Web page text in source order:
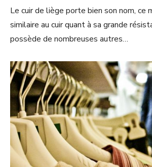
Le cuir de liège porte bien son nom, ce
similaire au cuir quant à sa grande
possède de nombreuses autres…